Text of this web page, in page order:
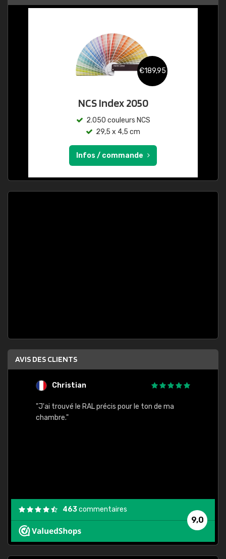
€189,95
NCS Index 2050
2.050 couleurs NCS
29,5 x 4,5 cm
Infos / commande
AVIS DES CLIENTS
Christian
"J'ai trouvé le RAL précis pour le ton de ma
chambre."
9,0
463commentaires